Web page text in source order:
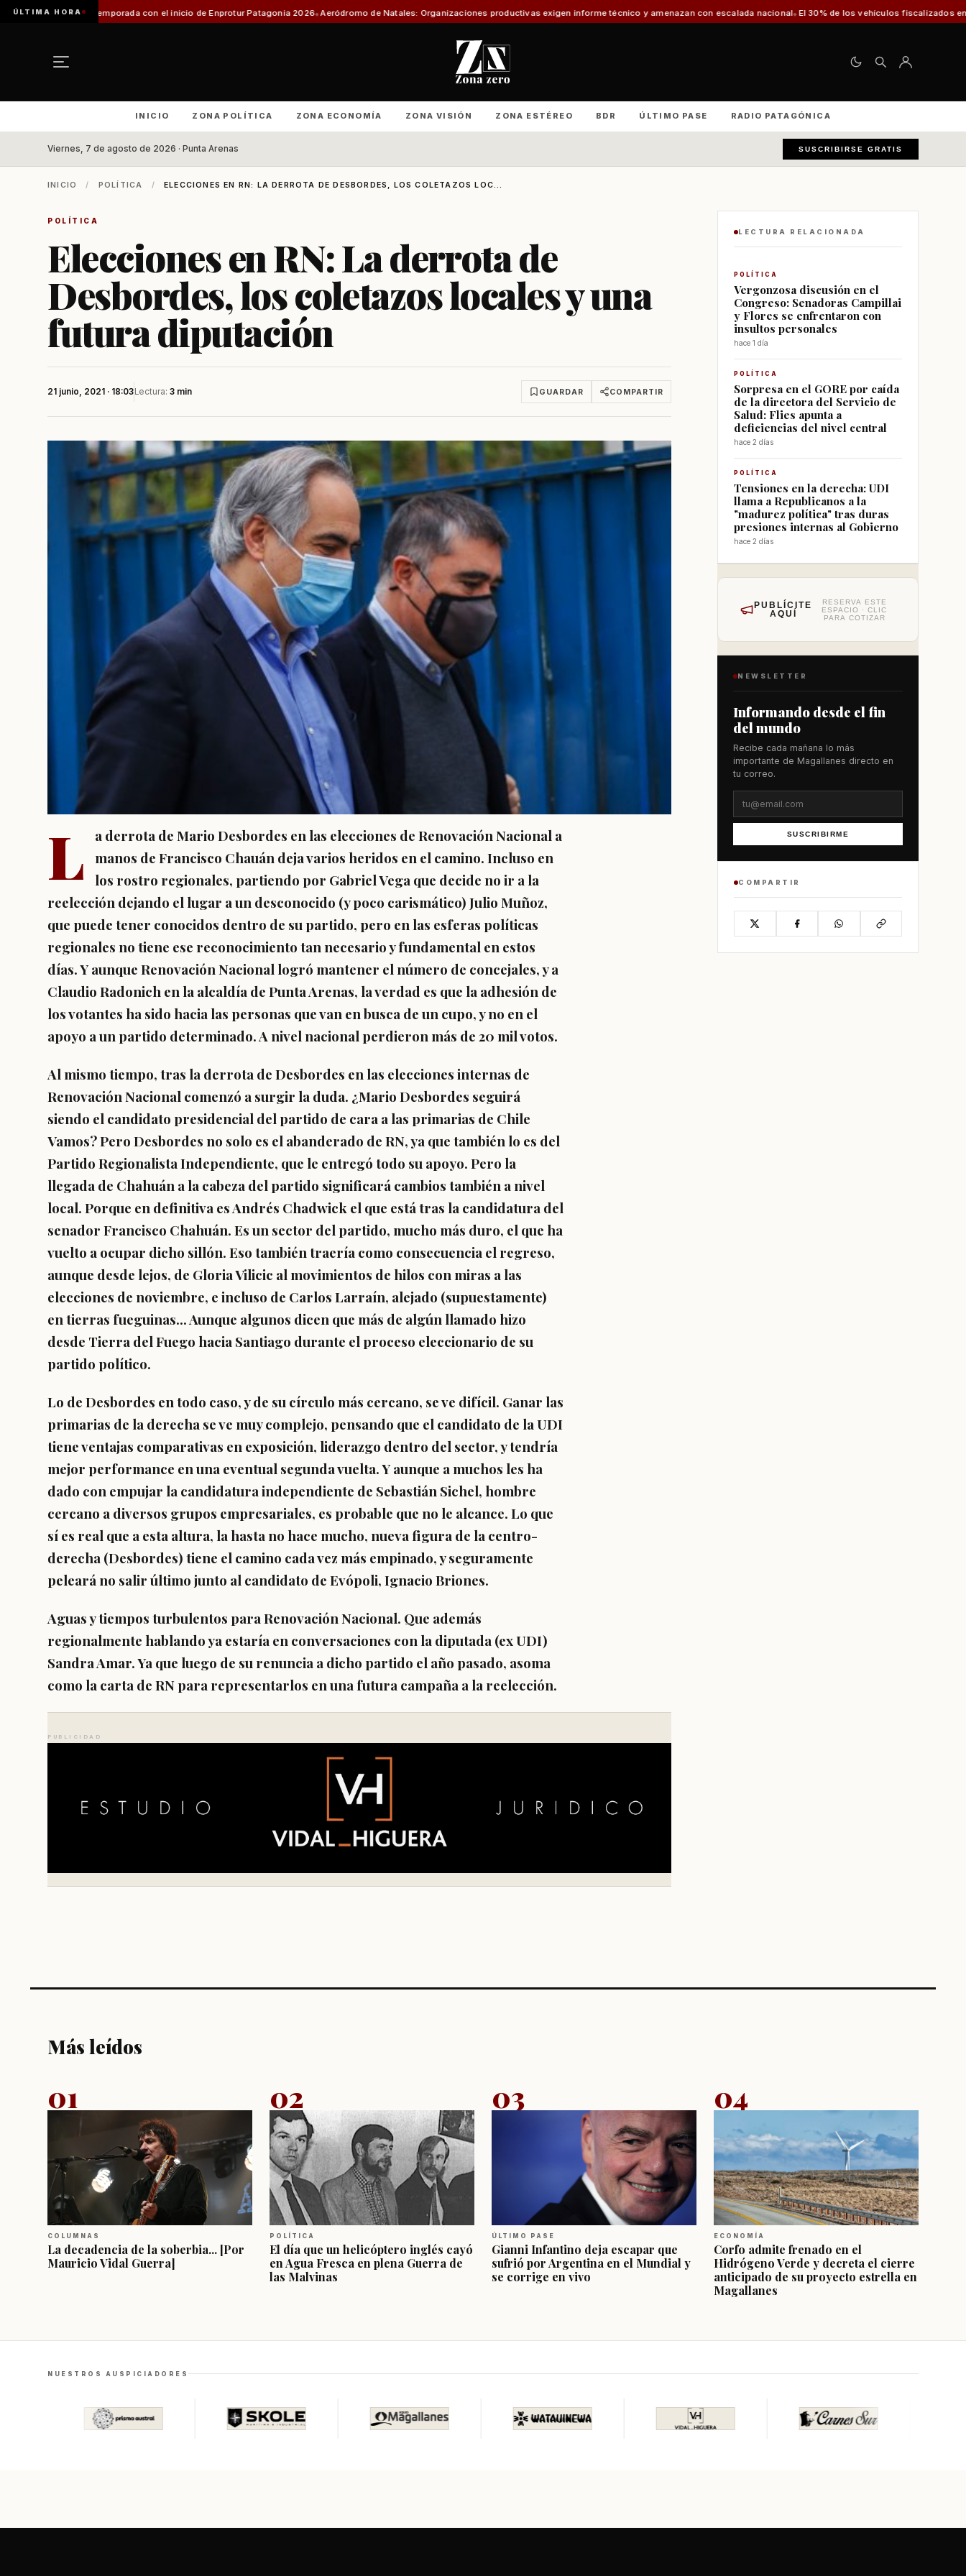
ÚLTIMA HORAcon el inicio de Enprotur Patagonia 2026 Aeródromo de Natales: Organizaciones productivas exigen informe técnico y amenazan con escalada nacional El 30% de los vehículos fiscalizados en Punta Arenas
INICIO ZONA POLÍTICA ZONA ECONOMÍA ZONA VISIÓN ZONA ESTÉREO BDR ÚLTIMO PASE RADIO PATAGÓNICA
Viernes, 7 de agosto de 2026 · Punta Arenas SUSCRIBIRSE GRATIS
INICIO / POLÍTICA / ELECCIONES EN RN: LA DERROTA DE DESBORDES, LOS COLETAZOS LOC...
POLÍTICA
Elecciones en RN: La derrota de
Desbordes, los coletazos locales y una
futura diputación
21 junio, 2021 · 18:03Lectura: 3 min GUARDAR COMPARTIR
L
a derrota de Mario Desbordes en las elecciones de Renovación Nacional a
manos de Francisco Chauán deja varios heridos en el camino. Incluso en
los rostro regionales, partiendo por Gabriel Vega que decide no ir a la
reelección dejando el lugar a un desconocido (y poco carismático) Julio Muñoz,
que puede tener conocidos dentro de su partido, pero en las esferas políticas
regionales no tiene ese reconocimiento tan necesario y fundamental en estos
días. Y aunque Renovación Nacional logró mantener el número de concejales, y a
Claudio Radonich en la alcaldía de Punta Arenas, la verdad es que la adhesión de
los votantes ha sido hacia las personas que van en busca de un cupo, y no en el
apoyo a un partido determinado. A nivel nacional perdieron más de 20 mil votos.
Al mismo tiempo, tras la derrota de Desbordes en las elecciones internas de
Renovación Nacional comenzó a surgir la duda. ¿Mario Desbordes seguirá
siendo el candidato presidencial del partido de cara a las primarias de Chile
Vamos? Pero Desbordes no solo es el abanderado de RN, ya que también lo es del
Partido Regionalista Independiente, que le entregó todo su apoyo. Pero la
llegada de Chahuán a la cabeza del partido significará cambios también a nivel
local. Porque en definitiva es Andrés Chadwick el que está tras la candidatura del
senador Francisco Chahuán. Es un sector del partido, mucho más duro, el que ha
vuelto a ocupar dicho sillón. Eso también traería como consecuencia el regreso,
aunque desde lejos, de Gloria Vilicic al movimientos de hilos con miras a las
elecciones de noviembre, e incluso de Carlos Larraín, alejado (supuestamente)
en tierras fueguinas... Aunque algunos dicen que más de algún llamado hizo
desde Tierra del Fuego hacia Santiago durante el proceso eleccionario de su
partido político.
Lo de Desbordes en todo caso, y de su círculo más cercano, se ve difícil. Ganar las
primarias de la derecha se ve muy complejo, pensando que el candidato de la UDI
tiene ventajas comparativas en exposición, liderazgo dentro del sector, y tendría
mejor performance en una eventual segunda vuelta. Y aunque a muchos les ha
dado con empujar la candidatura independiente de Sebastián Sichel, hombre
cercano a diversos grupos empresariales, es probable que no le alcance. Lo que
sí es real que a esta altura, la hasta no hace mucho, nueva figura de la centro-
derecha (Desbordes) tiene el camino cada vez más empinado, y seguramente
peleará no salir último junto al candidato de Evópoli, Ignacio Briones.
Aguas y tiempos turbulentos para Renovación Nacional. Que además
regionalmente hablando ya estaría en conversaciones con la diputada (ex UDI)
Sandra Amar. Ya que luego de su renuncia a dicho partido el año pasado, asoma
como la carta de RN para representarlos en una futura campaña a la reelección.
PUBLICIDAD
LECTURA RELACIONADA
POLÍTICA
Vergonzosa discusión en el
Congreso: Senadoras Campillai
y Flores se enfrentaron con
insultos personales
hace 1 día
POLÍTICA
Sorpresa en el GORE por caída
de la directora del Servicio de
Salud: Flies apunta a
deficiencias del nivel central
hace 2 días
POLÍTICA
Tensiones en la derecha: UDI
llama a Republicanos a la
"madurez política" tras duras
presiones internas al Gobierno
hace 2 días
PUBLÍCITE
AQUÍ
RESERVA ESTE
ESPACIO · CLIC
PARA COTIZAR
NEWSLETTER
Informando desde el fin
del mundo
Recibe cada mañana lo más
importante de Magallanes directo en
tu correo.
SUSCRIBIRME
COMPARTIR
Más leídos
01
COLUMNAS
La decadencia de la soberbia... [Por
Mauricio Vidal Guerra]
02
POLÍTICA
El día que un helicóptero inglés cayó
en Agua Fresca en plena Guerra de
las Malvinas
03
ÚLTIMO PASE
Gianni Infantino deja escapar que
sufrió por Argentina en el Mundial y
se corrige en vivo
04
ECONOMÍA
Corfo admite frenado en el
Hidrógeno Verde y decreta el cierre
anticipado de su proyecto estrella en
Magallanes
NUESTROS AUSPICIADORES